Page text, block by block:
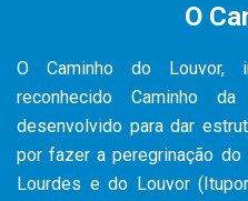
O
O Caminho do Louvor,
reconhecido Caminho
desenvolvido para dar
por fazer a peregrinação
Lourdes e do Louvor